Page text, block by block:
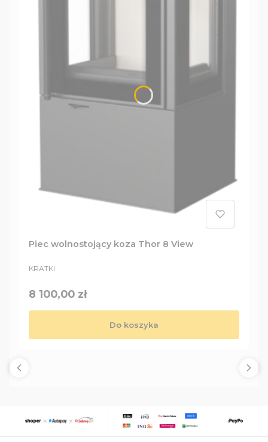
Piec wolnostojący koza Thor 8 View
PRODUCENT
KRATKI
Cena
8 100,00 zł
Do koszyka